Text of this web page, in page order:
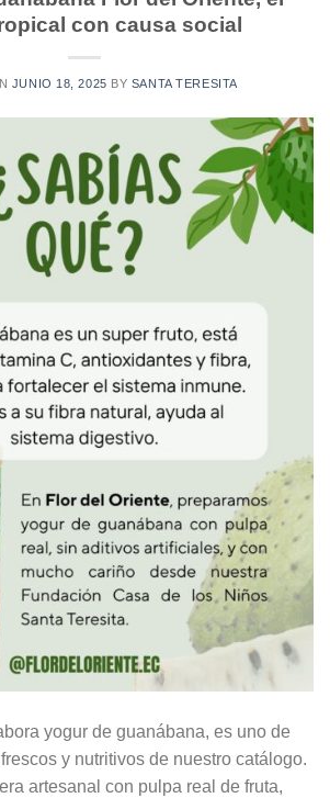
con causa social
JUNIO 18, 2025 BY SANTA TERESITA
yogur de guanábana, es uno de
y nutritivos de nuestro catálogo.
artesanal con pulpa real de fruta,